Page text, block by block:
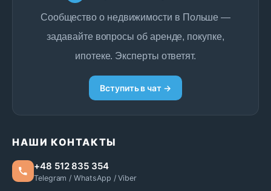
Сообщество о недвижимости в Польше —
задавайте вопросы об аренде, покупке,
ипотеке. Эксперты ответят.
Вступить в чат →
НАШИ КОНТАКТЫ
+48 512 835 354
Telegram / WhatsApp / Viber